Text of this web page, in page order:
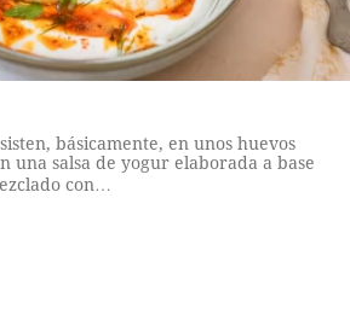
básicamente, en unos huevos
una salsa de yogur elaborada a base
con…